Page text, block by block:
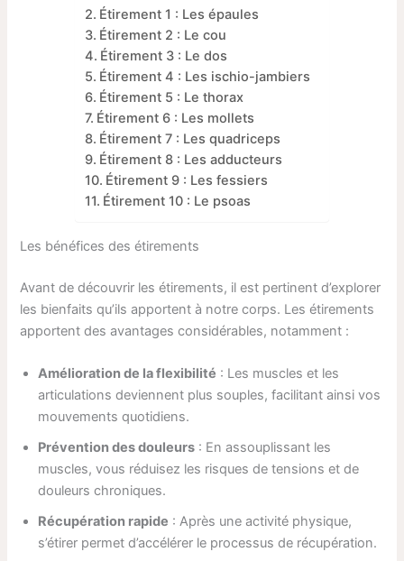
Étirement 1 : Les épaules
Étirement 2 : Le cou
Étirement 3 : Le dos
Étirement 4 : Les ischio-jambiers
Étirement 5 : Le thorax
Étirement 6 : Les mollets
Étirement 7 : Les quadriceps
Étirement 8 : Les adducteurs
Étirement 9 : Les fessiers
Étirement 10 : Le psoas
Les bénéfices des étirements
Avant de découvrir les étirements, il est pertinent d’explorer
les bienfaits qu’ils apportent à notre corps. Les étirements
apportent des avantages considérables, notamment :
Amélioration de la flexibilité : Les muscles et les
articulations deviennent plus souples, facilitant ainsi vos
mouvements quotidiens.
Prévention des douleurs : En assouplissant les
muscles, vous réduisez les risques de tensions et de
douleurs chroniques.
Récupération rapide : Après une activité physique,
s’étirer permet d’accélérer le processus de récupération.